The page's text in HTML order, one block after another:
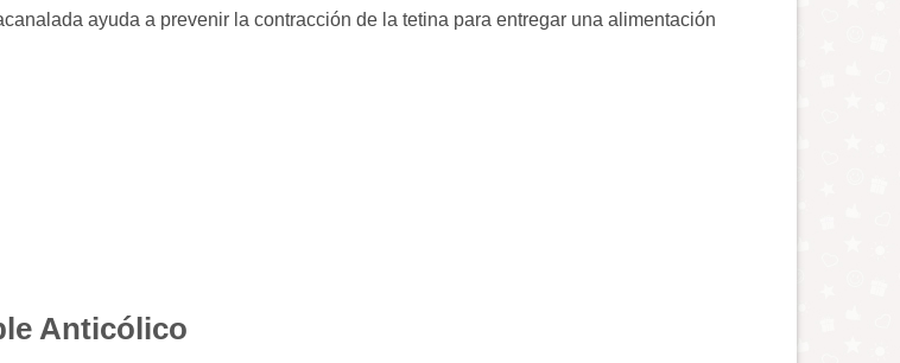
ayuda a prevenir la contracción de la tetina para entregar una alimentación
Anticólico